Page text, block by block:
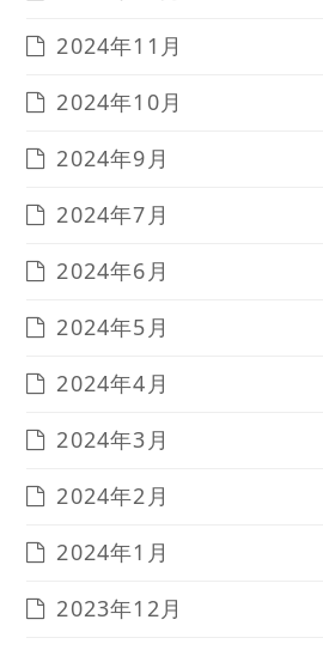
2024年11月
2024年10月
2024年9月
2024年7月
2024年6月
2024年5月
2024年4月
2024年3月
2024年2月
2024年1月
2023年12月